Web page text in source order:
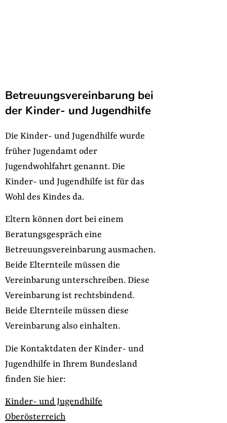
Betreuungsvereinbarung bei
der Kinder- und Jugendhilfe
Die Kinder- und Jugendhilfe wurde
früher Jugendamt oder
Jugendwohlfahrt genannt. Die
Kinder- und Jugendhilfe ist für das
Wohl des Kindes da.
Eltern können dort bei einem
Beratungsgespräch eine
Betreuungsvereinbarung ausmachen.
Beide Elternteile müssen die
Vereinbarung unterschreiben. Diese
Vereinbarung ist rechtsbindend.
Beide Elternteile müssen diese
Vereinbarung also einhalten.
Die Kontaktdaten der Kinder- und
Jugendhilfe in Ihrem Bundesland
finden Sie hier:
Kinder- und Jugendhilfe
Oberösterreich